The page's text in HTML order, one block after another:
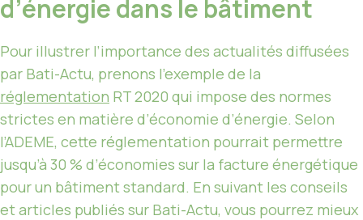
d’énergie dans le bâtiment
Pour illustrer l’importance des actualités diffusées
par Bati-Actu, prenons l’exemple de la
réglementation RT 2020 qui impose des normes
strictes en matière d’économie d’énergie. Selon
l’ADEME, cette réglementation pourrait permettre
jusqu’à 30 % d’économies sur la facture énergétique
pour un bâtiment standard. En suivant les conseils
et articles publiés sur Bati-Actu, vous pourrez mieux